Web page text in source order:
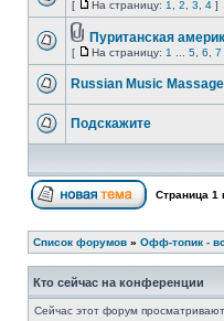
[ На страницу: 1 2 3 4 ]
Пуританская
[ На страницу: 1 5 6 7
Russian Music
Подскажите
Страница 1
Список форумов » Офф-топик -
Кто сейчас на конференции
Сейчас этот форум